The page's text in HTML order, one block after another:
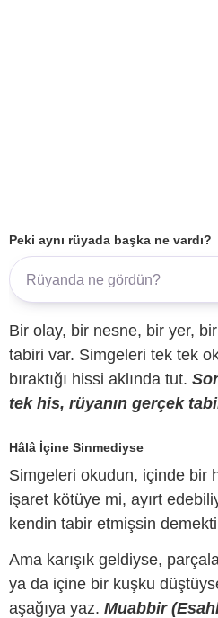
Peki aynı rüyada başka ne vardı?
Bir olay, bir nesne, bir yer,
tabiri var. Simgeleri tek tek
bıraktığı hissi aklında tut.
tek his, rüyanın gerçek
Hâlâ İçine Sinmediyse
Simgeleri okudun, içinde bir
işaret kötüye mi, ayırt
kendin tabir etmişsin
Ama karışık geldiyse,
ya da içine bir kuşku
aşağıya yaz. Muabbir